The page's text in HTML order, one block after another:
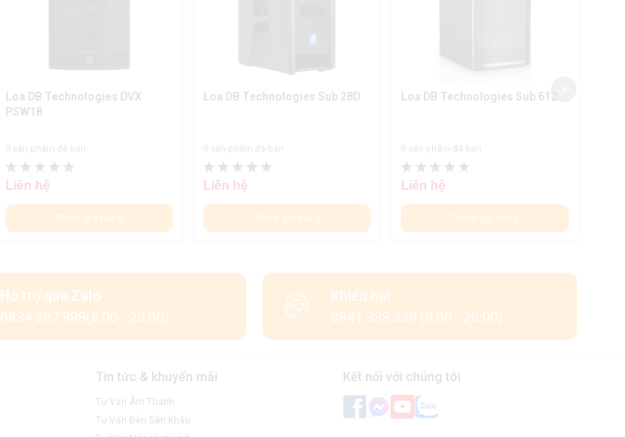
Loa DB Technologies DVX
PSW18
0 sản phẩm đã bán
Liên hệ
Thêm giỏ hàng
Loa DB Technologies Sub 28D
0 sản phẩm đã bán
Liên hệ
Thêm giỏ hàng
Loa DB Technologies Sub 612
0 sản phẩm đã bán
Liên hệ
Thêm giỏ hàng
Hỗ trợ qua Zalo
0834 397 999(8:00 - 20:00)
Khiếu nại
0941 339 339 (8:00 - 20:00)
Tin tức & khuyến mãi
Tư Vấn Âm Thanh
Tư Vấn Đèn Sân Khấu
Kết nối với chúng tôi